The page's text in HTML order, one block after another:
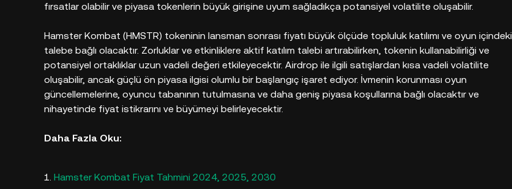
fırsatlar olabilir ve piyasa tokenlerin büyük girişine uyum sağladıkça potansiyel volatilite oluşabilir.
Hamster Kombat (HMSTR) tokeninin lansman sonrası fiyatı büyük ölçüde topluluk katılımı ve oyun içindeki
talebe bağlı olacaktır. Zorluklar ve etkinliklere aktif katılım talebi artırabilirken, tokenin kullanabilirliği ve
potansiyel ortaklıklar uzun vadeli değeri etkileyecektir. Airdrop ile ilgili satışlardan kısa vadeli volatilite
oluşabilir, ancak güçlü ön piyasa ilgisi olumlu bir başlangıç işaret ediyor. İvmenin korunması oyun
güncellemelerine, oyuncu tabanının tutulmasına ve daha geniş piyasa koşullarına bağlı olacaktır ve
nihayetinde fiyat istikrarını ve büyümeyi belirleyecektir.
Daha Fazla Oku:
Hamster Kombat Fiyat Tahmini 2024, 2025, 2030